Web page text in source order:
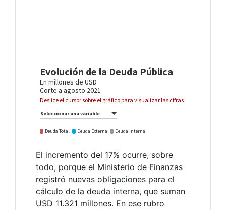
El incremento del 17% ocurre, sobre
todo, porque el Ministerio de Finanzas
registró nuevas obligaciones para el
cálculo de la deuda interna, que suman
USD 11.321 millones. En ese rubro